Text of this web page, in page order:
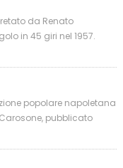
da Renato
in 45 giri nel 1957.
popolare napoletana
pubblicato